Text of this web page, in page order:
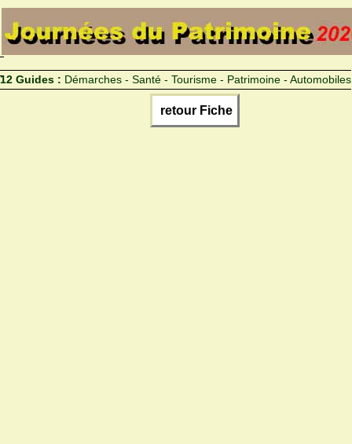
12 Guides : Démarches - Santé - Tourisme - Patrimoine - Automobiles
retour Fiche